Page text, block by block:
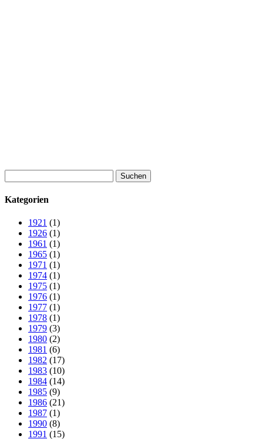
nach:
Kategorien
1921 (1)
1926 (1)
1961 (1)
1965 (1)
1971 (1)
1974 (1)
1975 (1)
1976 (1)
1977 (1)
1978 (1)
1979 (3)
1980 (2)
1981 (6)
1982 (17)
1983 (10)
1984 (14)
1985 (9)
1986 (21)
1987 (1)
1990 (8)
1991 (15)